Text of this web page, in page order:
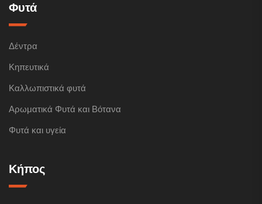
Φυτά
Δέντρα
Κηπευτικά
Καλλωπιστικά φυτά
Αρωματικά Φυτά και Βότανα
Φυτά και υγεία
Κήπος